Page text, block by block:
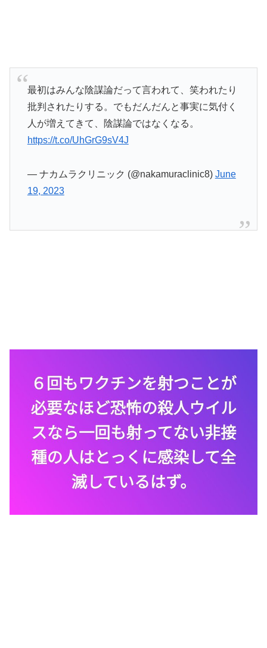
最初はみんな陰謀論だって言われて、笑われたり
批判されたりする。でもだんだんと事実に気付く
人が増えてきて、陰謀論ではなくなる。
https://t.co/UhGrG9sV4J
— ナカムラクリニック (@nakamuraclinic8) June
19, 2023